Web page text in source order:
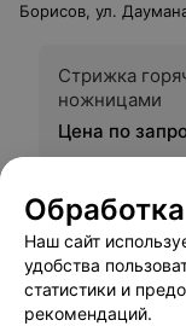
Борисов, ул.
Стрижка
ножницами
Цена по
Наш сайт
удобства
статистики и
рекомендаций.